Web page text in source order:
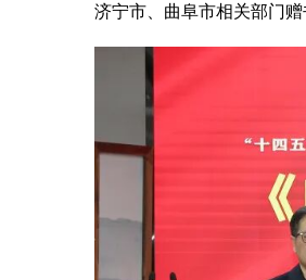
济宁市、曲阜市相关部门赠